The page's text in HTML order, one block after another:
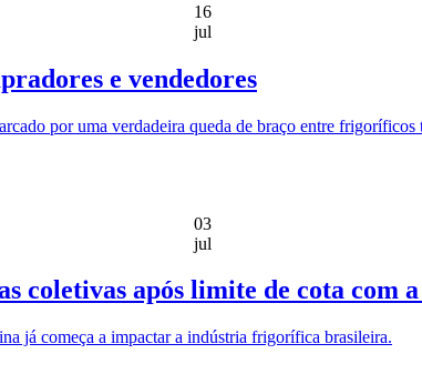
16
jul
e vendedores
por uma verdadeira queda de braço entre
03
jul
coletivas após limite de cota com
já começa a impactar a indústria frigorífica brasileira.